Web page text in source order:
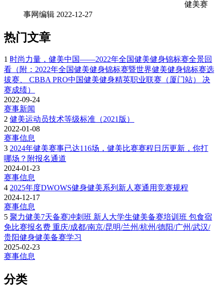
健美赛
事网编辑 2022-12-27
热门文章
1 时尚力量，健美中国——2022年全国健美健身锦标赛全景回
看（附：2022年全国健美健身锦标赛暨世界健美健身锦标赛选
拔赛、 CBBA PRO中国健美健身精英职业联赛（厦门站） 决
赛成绩）
2022-09-24
赛事新闻
2 健美运动员技术等级标准（2021版）
2022-01-08
赛事信息
3 2024年健美赛事已达116场，健美比赛赛程日历更新，你打
哪场？附报名通道
2024-01-23
赛事信息
4 2025年度DWOWS健身健美系列新人赛通用竞赛规程
2024-12-17
赛事信息
5 聚力健美7天备赛冲刺班 新人大学生健美备赛培训班 包食宿
免比赛报名费 重庆/成都/南京/昆明/兰州/杭州/德阳/广州/武汉/
贵阳健身健美备赛学习
2025-02-23
赛事信息
分类